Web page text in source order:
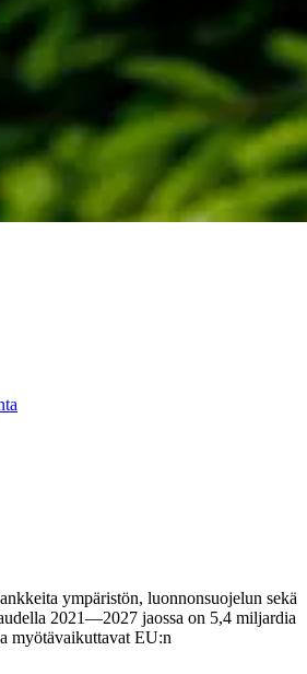
ympäristön, luonnonsuojelun sekä
2021—2027 jaossa on 5,4 miljardia
myötävaikuttavat EU:n